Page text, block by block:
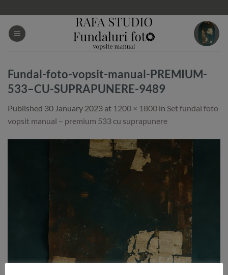
to
content
Fundal-foto-vopsit-manual-PREMIUM-
533–CU-SUPRAPUNERE-9489
Published 30 January 2023 at 1200 × 1800 in Set fundal foto
vopsit manual – premium 533 cu suprapunere